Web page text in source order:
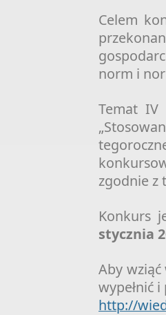
Celem
norm i
Temat IV
zgodnie z
Konkurs
stycznia
Aby
wypełnić
http://